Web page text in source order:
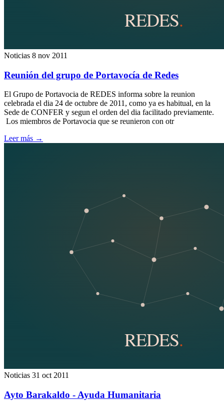
Noticias 8 nov 2011
Reunión del grupo de Portavocía de Redes
El Grupo de Portavocia de REDES informa sobre la reunion
celebrada el dia 24 de octubre de 2011, como ya es habitual, en la
Sede de CONFER y segun el orden del dia facilitado previamente.
Los miembros de Portavocia que se reunieron con otr
Leer más →
Noticias 31 oct 2011
Ayto Barakaldo - Ayuda Humanitaria